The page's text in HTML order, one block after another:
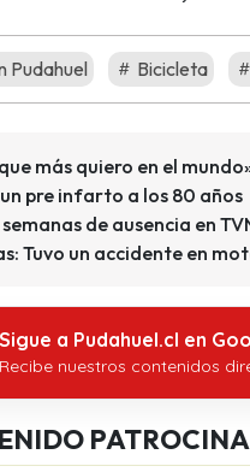
Pudahuel Bicicleta
más quiero en el
pre infarto a los 80 años
semanas de ausencia en
Tuvo un accidente en
Sigue a Pudahuel.cl en
Recibe nuestros contenidos